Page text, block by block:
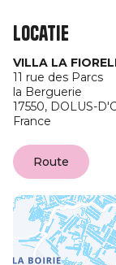
Locatie
VILLA LA
11 rue des Parcs
la Berguerie
17550, DOLUS-
France
Route